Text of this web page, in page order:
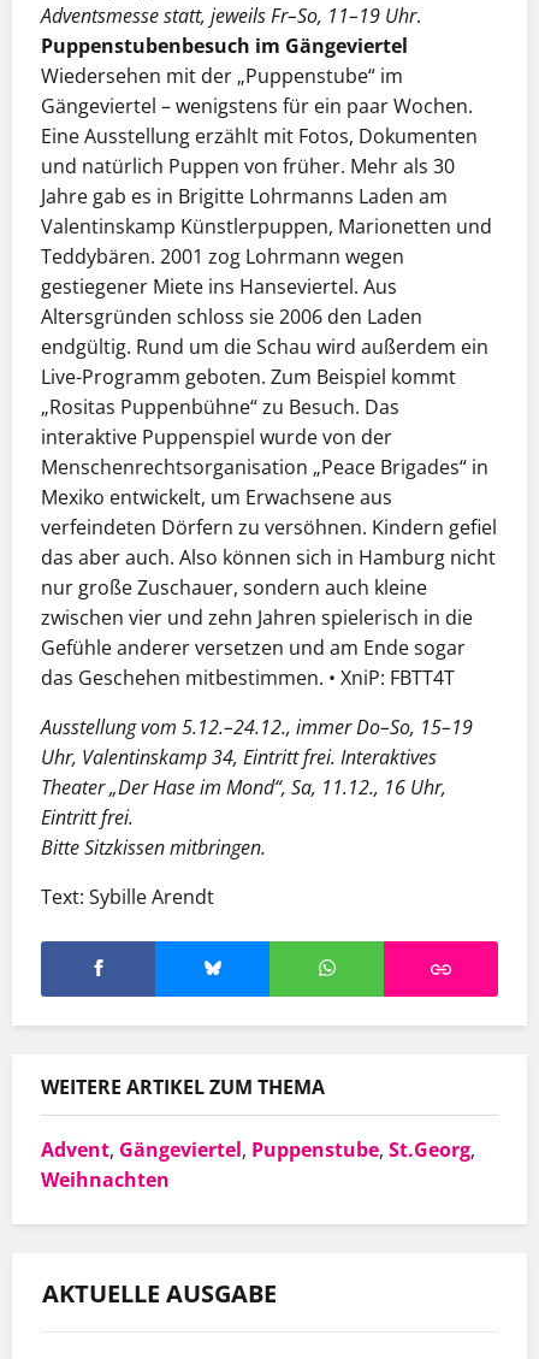
Adventsmesse statt, jeweils Fr–So, 11–19 Uhr.
Puppenstubenbesuch im Gängeviertel
Wiedersehen mit der „Puppenstube“ im
Gängeviertel – wenigstens für ein paar Wochen.
Eine Ausstellung erzählt mit Fotos, Dokumenten
und natürlich Puppen von früher. Mehr als 30
Jahre gab es in Brigitte Lohrmanns Laden am
Valentinskamp Künstlerpuppen, Marionetten und
Teddybären. 2001 zog Lohrmann wegen
gestiegener Miete ins Hanseviertel. Aus
Altersgründen schloss sie 2006 den Laden
endgültig. Rund um die Schau wird außerdem ein
Live-Programm geboten. Zum Beispiel kommt
„Rositas Puppenbühne“ zu Besuch. Das
interaktive Puppenspiel wurde von der
Menschenrechtsorganisation „Peace Brigades“ in
Mexiko entwickelt, um Erwachsene aus
verfeindeten Dörfern zu versöhnen. Kindern gefiel
das aber auch. Also können sich in Hamburg nicht
nur große Zuschauer, sondern auch kleine
zwischen vier und zehn Jahren spielerisch in die
Gefühle anderer versetzen und am Ende sogar
das Geschehen mitbestimmen. • XniP: FBTT4T
Ausstellung vom 5.12.–24.12., immer Do–So, 15–19
Uhr, Valentinskamp 34, Eintritt frei. Interaktives
Theater „Der Hase im Mond“, Sa, 11.12., 16 Uhr,
Eintritt frei.
Bitte Sitzkissen mitbringen.
Text: Sybille Arendt
WEITERE ARTIKEL ZUM THEMA
Advent, Gängeviertel, Puppenstube, St.Georg,
Weihnachten
AKTUELLE AUSGABE